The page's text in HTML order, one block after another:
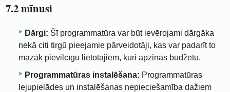
7.2 mīnusi
Dārgi: Šī programmatūra var būt ievērojami dārgāka
nekā citi tirgū pieejamie pārveidotāji, kas var padarīt to
mazāk pievilcīgu lietotājiem, kuri apzinās budžetu.
Programmatūras instalēšana: Programmatūras
lejupielādes un instalēšanas nepieciešamība dažiem